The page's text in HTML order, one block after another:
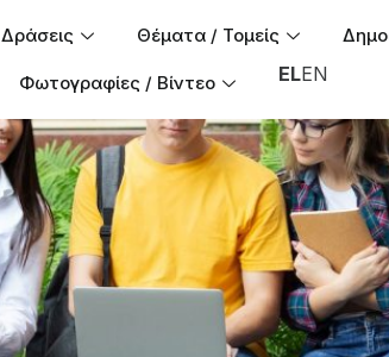
Δράσεις Θέματα / Τομείς
Φωτογραφίες / Βίντεο ELEN